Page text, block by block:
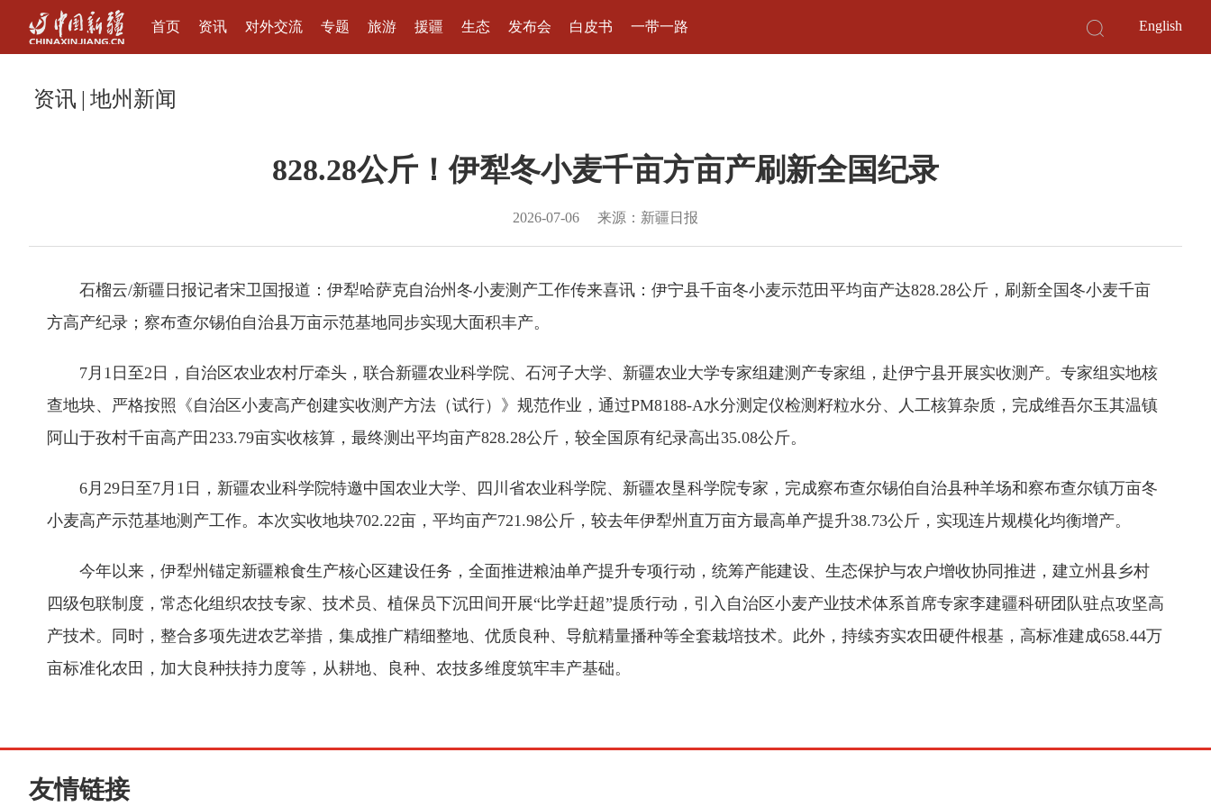
首页 资讯 对外交流 专题 旅游 援疆 生态 发布会 白皮书 一带一路 English
资讯 | 地州新闻
828.28公斤！伊犁冬小麦千亩方亩产刷新全国纪录
2026-07-06 来源：新疆日报
石榴云/新疆日报记者宋卫国报道：伊犁哈萨克自治州冬小麦测产工作传来喜讯：伊宁县千亩冬小麦示范田平均亩产达828.28公斤，刷新全国冬小麦千亩
方高产纪录；察布查尔锡伯自治县万亩示范基地同步实现大面积丰产。
7月1日至2日，自治区农业农村厅牵头，联合新疆农业科学院、石河子大学、新疆农业大学专家组建测产专家组，赴伊宁县开展实收测产。专家组实地核
查地块、严格按照《自治区小麦高产创建实收测产方法（试行）》规范作业，通过PM8188-A水分测定仪检测籽粒水分、人工核算杂质，完成维吾尔玉其温镇
阿山于孜村千亩高产田233.79亩实收核算，最终测出平均亩产828.28公斤，较全国原有纪录高出35.08公斤。
6月29日至7月1日，新疆农业科学院特邀中国农业大学、四川省农业科学院、新疆农垦科学院专家，完成察布查尔锡伯自治县种羊场和察布查尔镇万亩冬
小麦高产示范基地测产工作。本次实收地块702.22亩，平均亩产721.98公斤，较去年伊犁州直万亩方最高单产提升38.73公斤，实现连片规模化均衡增产。
今年以来，伊犁州锚定新疆粮食生产核心区建设任务，全面推进粮油单产提升专项行动，统筹产能建设、生态保护与农户增收协同推进，建立州县乡村
四级包联制度，常态化组织农技专家、技术员、植保员下沉田间开展“比学赶超”提质行动，引入自治区小麦产业技术体系首席专家李建疆科研团队驻点攻坚高
产技术。同时，整合多项先进农艺举措，集成推广精细整地、优质良种、导航精量播种等全套栽培技术。此外，持续夯实农田硬件根基，高标准建成658.44万
亩标准化农田，加大良种扶持力度等，从耕地、良种、农技多维度筑牢丰产基础。
友情链接